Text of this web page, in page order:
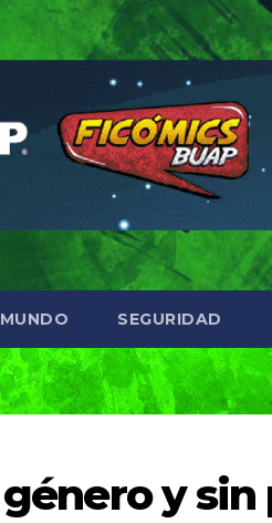
MUNDO SEGURIDAD
y